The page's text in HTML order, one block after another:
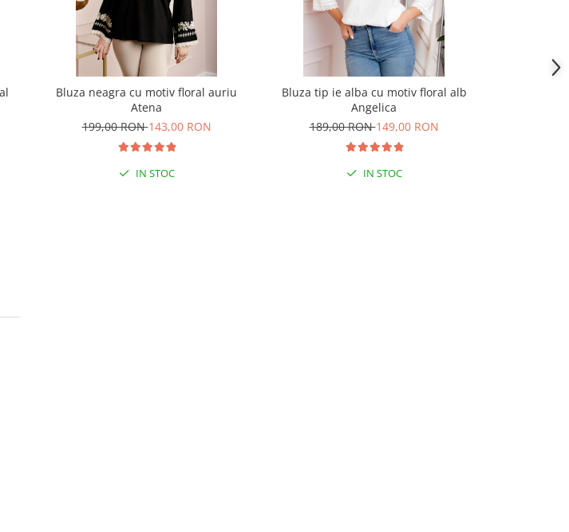
Bluza neagra cu motiv floral auriu
Atena
199,00 RON143,00 RON
IN STOC
Bluza tip ie alba cu motiv floral alb
Angelica
189,00 RON149,00 RON
IN STOC